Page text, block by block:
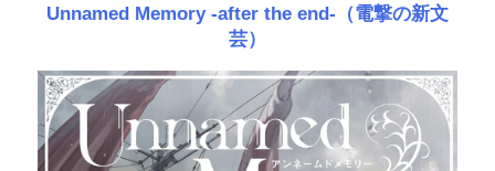
Unnamed Memory -after the end-（電撃の新文
芸）